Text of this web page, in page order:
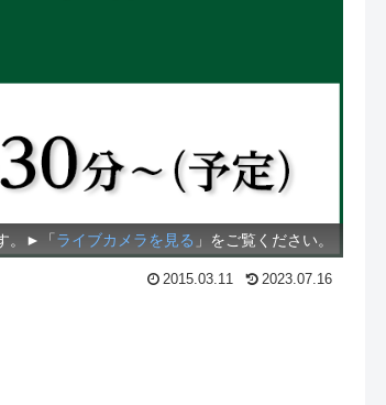
。►「 ライブカメラを見る 」をご覧ください。
2015.03.11 2023.07.16